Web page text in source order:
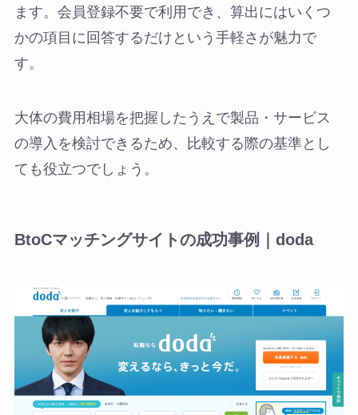
ます。会員登録不要で利用でき、算出にはいくつ
かの項目に回答するだけという手軽さが魅力で
す。
大体の費用相場を把握したうえで製品・サービス
の導入を検討できるため、比較する際の基準とし
ても役立つでしょう。
BtoCマッチングサイトの成功事例｜doda